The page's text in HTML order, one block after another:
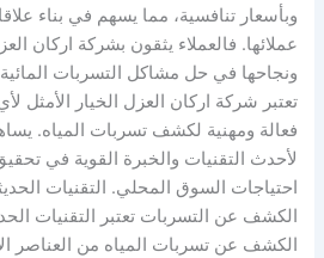
وبأسعار تنافسية، مما يسهم في بناء
عملائها. فالعملاء يثقون بشركة اركان
ونجاحها في حل مشاكل التسربات
تعتبر شركة اركان العزل الخيار
فعالة ومهنية لكشف تسربات المياه.
لأحدث التقنيات والخبرة القوية في
احتياجات السوق المحلي. التقنيات
الكشف عن التسربات تعتبر التقنيات
الكشف عن تسربات المياه من العناصر